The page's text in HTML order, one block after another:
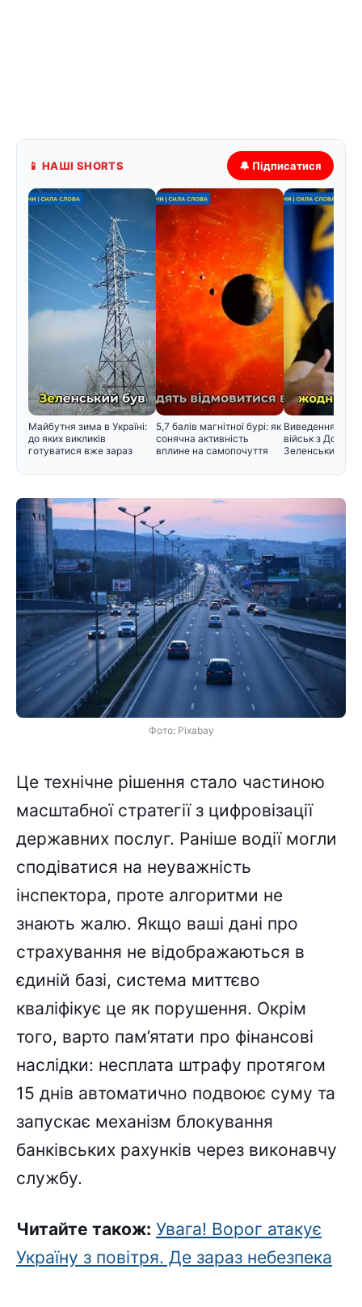
📱 НАШІ SHORTS 🔔 Підписатися
Майбутня зима в Україні:
до яких викликів
готуватися вже зараз
5,7 балів магнітної бурі: як
сонячна активність
вплине на самопочуття
Виведення
військ з
Зеленський
Фото: Pixabay
Це технічне рішення стало частиною
масштабної стратегії з цифровізації
державних послуг. Раніше водії могли
сподіватися на неуважність
інспектора, проте алгоритми не
знають жалю. Якщо ваші дані про
страхування не відображаються в
єдиній базі, система миттєво
кваліфікує це як порушення. Окрім
того, варто пам’ятати про фінансові
наслідки: несплата штрафу протягом
15 днів автоматично подвоює суму та
запускає механізм блокування
банківських рахунків через виконавчу
службу.
Читайте також: Увага! Ворог атакує
Україну з повітря. Де зараз небезпека